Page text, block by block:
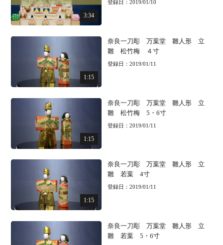
3:34
登録日：2019/01/10
1:15
奈良一刀彫 万葉堂 雛人形 立
雛 松竹梅 ４寸
登録日：2019/01/11
1:15
奈良一刀彫 万葉堂 雛人形 立
雛 松竹梅 5・6寸
登録日：2019/01/11
1:15
奈良一刀彫 万葉堂 雛人形 立
雛 若葉 4寸
登録日：2019/01/11
奈良一刀彫 万葉堂 雛人形 立
雛 若葉 5・6寸